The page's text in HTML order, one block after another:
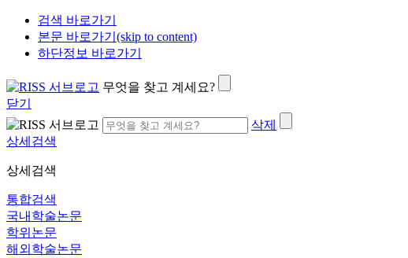
검색 바로가기
본문 바로가기(skip to content)
하단정보 바로가기
무엇을 찾고 계세요?
닫기
삭제
상세검색
상세검색
통합검색
국내학술논문
학위논문
해외학술논문